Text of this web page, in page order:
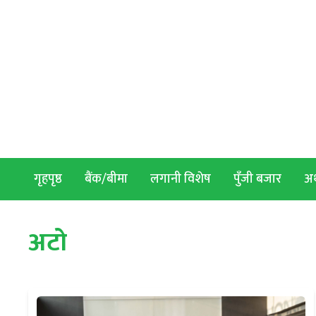
गृहपृष्ठ बैंक/बीमा लगानी विशेष पुँजी बजार
अटो